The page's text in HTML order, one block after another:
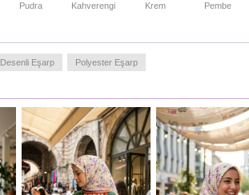
Pudra Kahverengi Krem Pembe
Desenli Eşarp Polyester Eşarp